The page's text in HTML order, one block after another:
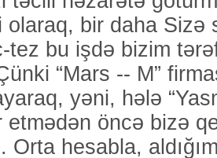
olaraq, bir daha Sizə
tez bu işdə bizim
“Mars -- M”
yəni, hələ
etmədən öncə bizə
Orta hesabla,